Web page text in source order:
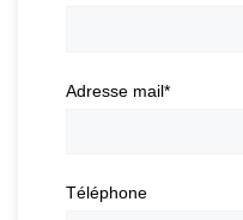
Adresse mail*
Téléphone